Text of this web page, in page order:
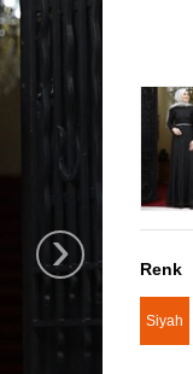
› Renk
Siyah